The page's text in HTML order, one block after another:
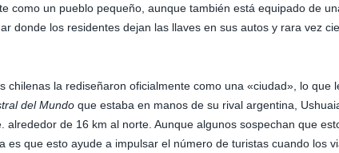
como un pueblo pequeño, aunque también está equipado de
donde los residentes dejan las llaves en sus autos y rara vez
chilenas la rediseñaron oficialmente como una «ciudad», lo que
del Mundo que estaba en manos de su rival argentina,
alrededor de 16 km al norte. Aunque algunos sospechan que
es que esto ayude a impulsar el número de turistas cuando los